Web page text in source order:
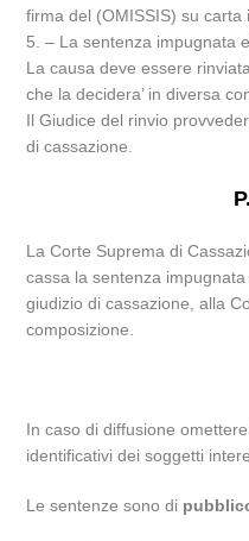
firma del (OMISSIS) su carta
5. – La sentenza impugnata
La causa deve essere
che la decidera’ in diversa
Il Giudice del rinvio
di cassazione.
La Corte Suprema di
cassa la sentenza
giudizio di cassazione, alla
composizione.
In caso di diffusione
identificativi dei soggetti
Le sentenze sono di